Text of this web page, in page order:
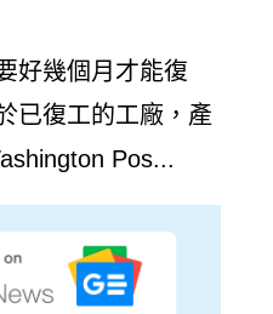
好幾個月才能復
已復工的工廠，產
Pos...